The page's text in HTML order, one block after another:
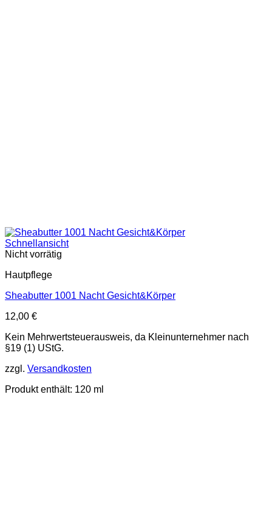
Schnellansicht
Nicht vorrätig
Hautpflege
Sheabutter 1001 Nacht Gesicht&Körper
12,00 €
Kein Mehrwertsteuerausweis, da Kleinunternehmer nach
§19 (1) UStG.
zzgl. Versandkosten
Produkt enthält: 120 ml